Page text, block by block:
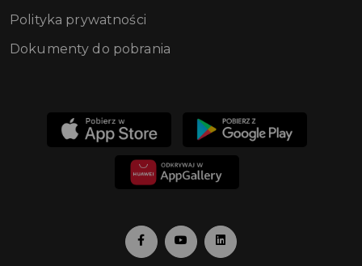
Polityka prywatności
Dokumenty do pobrania